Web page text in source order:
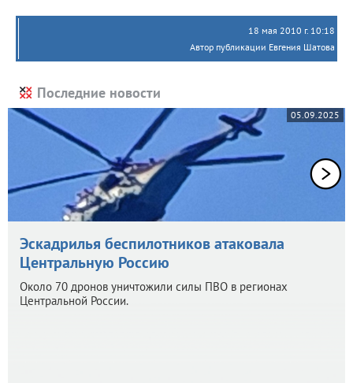
18 мая 2010 г. 10:18
Автор публикации Евгения Шатова
Последние новости
05.09.2025
Эскадрилья беспилотников атаковала
Центральную Россию
Около 70 дронов уничтожили силы ПВО в регионах
Центральной России.